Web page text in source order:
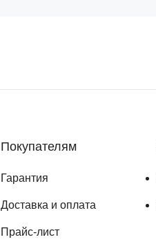
Покупателям
Гарантия
Доставка и оплата
Прайс-лист